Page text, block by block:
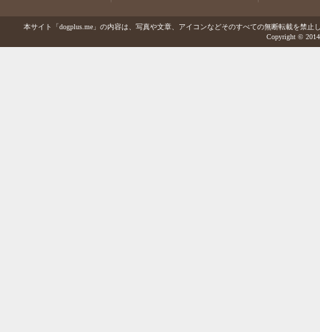
本サイト「dogplus.me」の内容は、写真や文章、アイコンなどそのすべての無断転載を禁
Copyright ©